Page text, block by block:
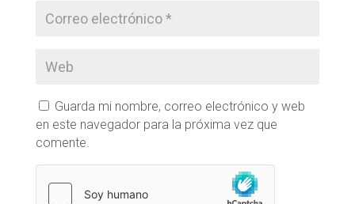
Guarda mi nombre, correo electrónico y web
en este navegador para la próxima vez que
comente.